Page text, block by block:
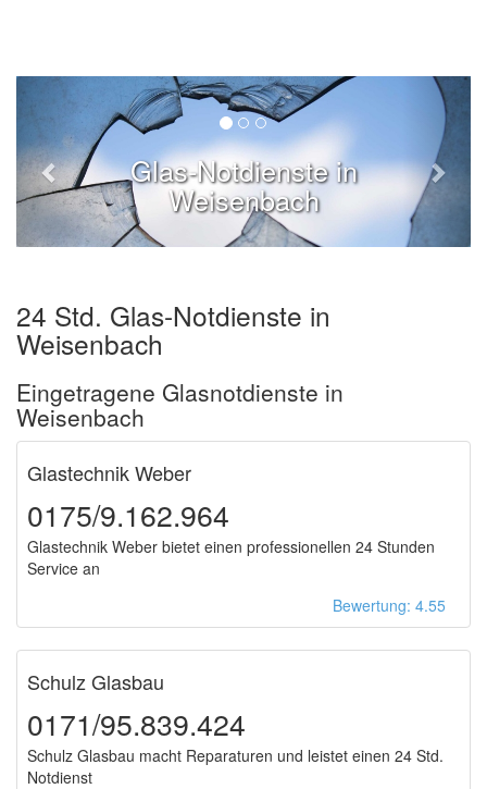
Glas-Notdienste in
Weisenbach
24 Std. Glas-Notdienste in
Weisenbach
Eingetragene Glasnotdienste in
Weisenbach
Glastechnik Weber
0175/9.162.964
Glastechnik Weber bietet einen professionellen 24 Stunden
Service an
Bewertung: 4.55
Schulz Glasbau
0171/95.839.424
Schulz Glasbau macht Reparaturen und leistet einen 24 Std.
Notdienst